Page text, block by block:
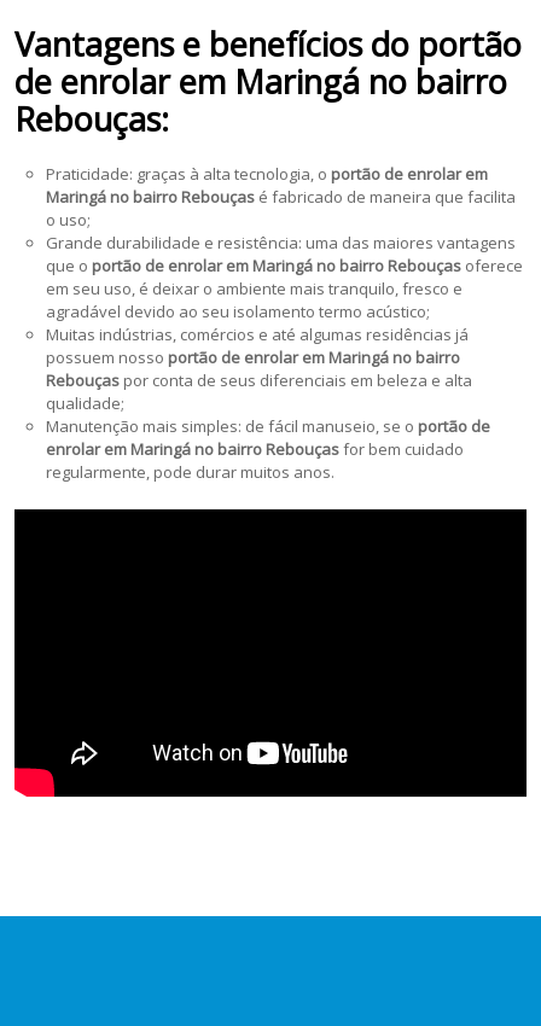
Vantagens e benefícios do portão
de enrolar em Maringá no bairro
Rebouças:
Praticidade: graças à alta tecnologia, o portão de enrolar em
Maringá no bairro Rebouças é fabricado de maneira que facilita
o uso;
Grande durabilidade e resistência: uma das maiores vantagens
que o portão de enrolar em Maringá no bairro Rebouças oferece
em seu uso, é deixar o ambiente mais tranquilo, fresco e
agradável devido ao seu isolamento termo acústico;
Muitas indústrias, comércios e até algumas residências já
possuem nosso portão de enrolar em Maringá no bairro
Rebouças por conta de seus diferenciais em beleza e alta
qualidade;
Manutenção mais simples: de fácil manuseio, se o portão de
enrolar em Maringá no bairro Rebouçasfor bem cuidado
regularmente, pode durar muitos anos.